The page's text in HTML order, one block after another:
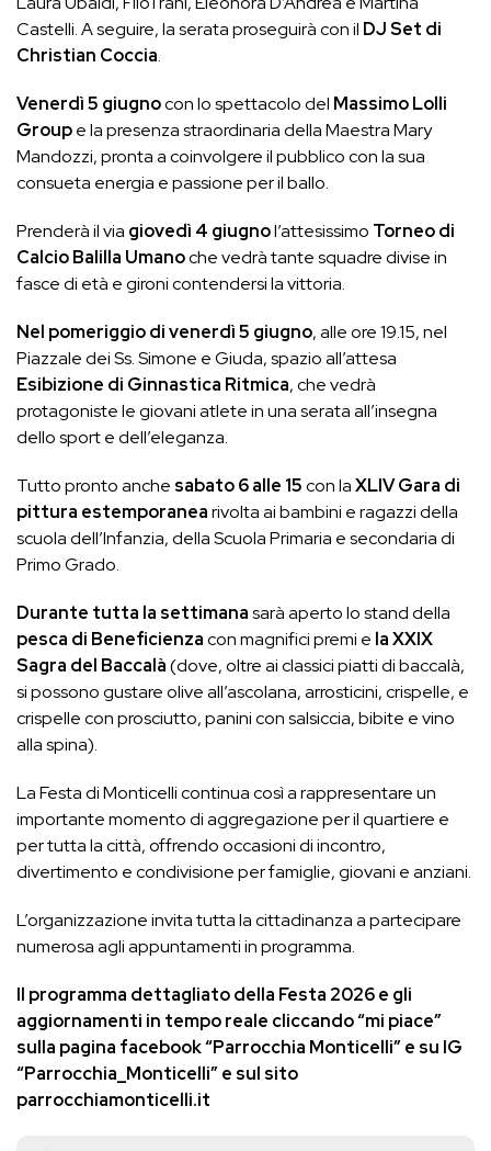
Castelli. A seguire, la serata proseguirà con il DJ Set di
Christian Coccia.
Venerdì 5 giugnocon lo spettacolo del Massimo Lolli
Groupe la presenza straordinaria della Maestra Mary
Mandozzi, pronta a coinvolgere il pubblico con la sua
consueta energia e passione per il ballo.
Prenderà il via giovedì 4 giugnol’attesissimo Torneo di
Calcio Balilla Umanoche vedrà tante squadre divise in
fasce di età e gironi contendersi la vittoria.
Nel pomeriggio di venerdì 5 giugno, alle ore 19.15, nel
Piazzale dei Ss. Simone e Giuda, spazio all’attesa
Esibizione di Ginnastica Ritmica, che vedrà
protagoniste le giovani atlete in una serata all’insegna
dello sport e dell’eleganza.
Tutto pronto anche sabato 6 alle 15con laXLIV Gara di
pittura estemporanearivolta ai bambini e ragazzi della
scuola dell’Infanzia, della Scuola Primaria e secondaria di
Primo Grado.
Durante tutta la settimanasarà aperto lo stand della
pesca di Beneficienzacon magnifici premi e la XXIX
Sagra del Baccalà(dove, oltre ai classici piatti di baccalà,
si possono gustare olive all’ascolana, arrosticini, crispelle, e
crispelle con prosciutto, panini con salsiccia, bibite e vino
alla spina).
La Festa di Monticelli continua così a rappresentare un
importante momento di aggregazione per il quartiere e
per tutta la città, offrendo occasioni di incontro,
divertimento e condivisione per famiglie, giovani e anziani.
L’organizzazione invita tutta la cittadinanza a partecipare
numerosa agli appuntamenti in programma.
Il programma dettagliato della Festa 2026 e gli
aggiornamenti in tempo reale cliccando “mi piace”
sulla pagina facebook “Parrocchia Monticelli” e su IG
“Parrocchia_Monticelli” e sul sito
parrocchiamonticelli.it